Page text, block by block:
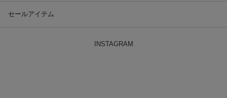
セールアイテム
INSTAGRAM